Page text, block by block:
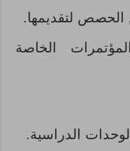
الحصص لتقديمها.
الخاصة
الدراسية.